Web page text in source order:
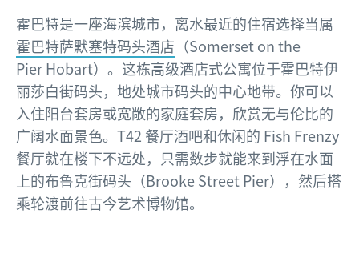
霍巴特是一座海滨城市，离水最近的住宿选择当属
霍巴特萨默塞特码头酒店 （Somerset on the
Pier Hobart）。这栋高级酒店式公寓位于霍巴特伊
丽莎白街码头，地处城市码头的中心地带。你可以
入住阳台套房或宽敞的家庭套房，欣赏无与伦比的
广阔水面景色。T42 餐厅酒吧和休闲的 Fish Frenzy
餐厅就在楼下不远处，只需数步就能来到浮在水面
上的布鲁克街码头（Brooke Street Pier），然后搭
乘轮渡前往古今艺术博物馆。